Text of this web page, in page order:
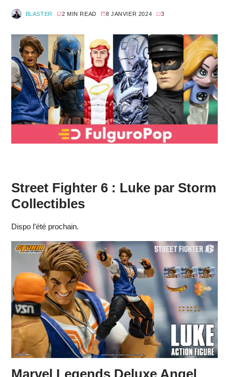
BLASTER 2 MIN READ 8 JANVIER 2024 3
Street Fighter 6 : Luke par Storm
Collectibles
Dispo l’été prochain.